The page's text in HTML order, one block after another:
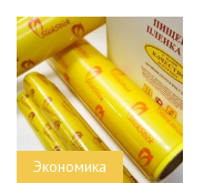
Экономика